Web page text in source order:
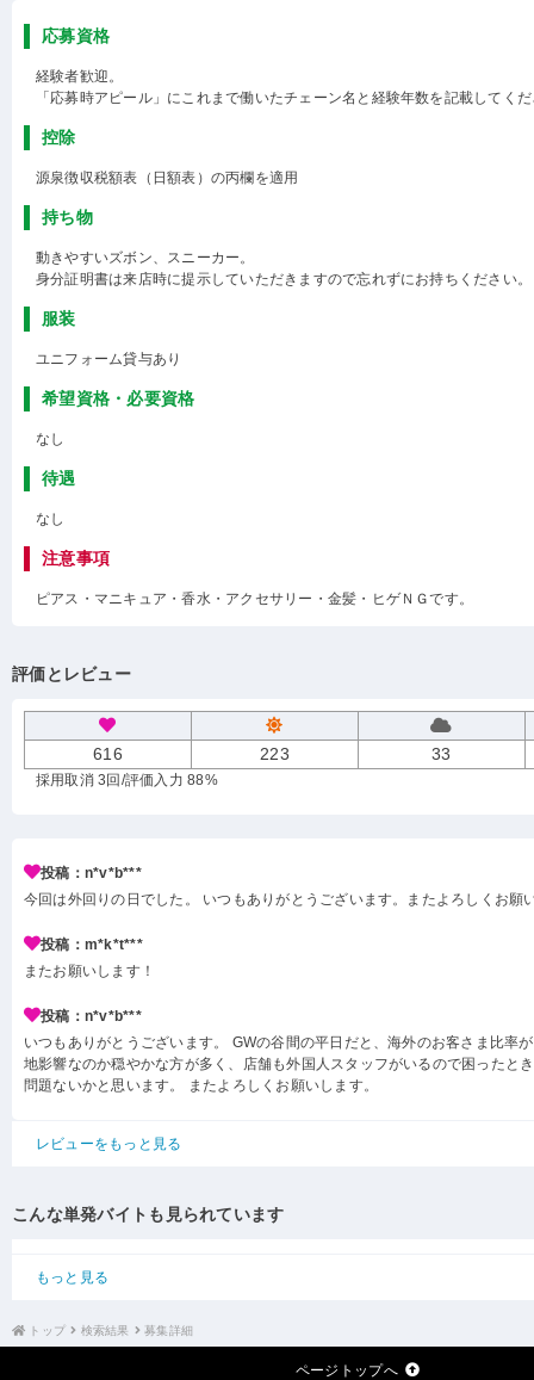
応募資格
経験者歓迎。
「応募時アピール」にこれまで働いたチェーン名と経験年数を記載してく
控除
源泉徴収税額表（日額表）の丙欄を適用
持ち物
動きやすいズボン、スニーカー。
身分証明書は来店時に提示していただきますので忘れずにお持ちください。
服装
ユニフォーム貸与あり
希望資格・必要資格
なし
待遇
なし
注意事項
ピアス・マニキュア・香水・アクセサリー・金髪・ヒゲＮＧです。
評価とレビュー
616 223 33
採用取消 3回 /評価入力 88%
投稿：n*v*b***
今回は外回りの日でした。 いつもありがとうございます。またよろしくお願
投稿：m*k*t***
またお願いします！
投稿：n*v*b***
いつもありがとうございます。 GWの谷間の平日だと、海外のお客さま比率
地影響なのか穏やかな方が多く、店舗も外国人スタッフがいるので困ったと
問題ないかと思います。 またよろしくお願いします。
レビューをもっと見る
こんな単発バイトも見られています
もっと見る
トップ 検索結果 募集詳細
ページトップへ